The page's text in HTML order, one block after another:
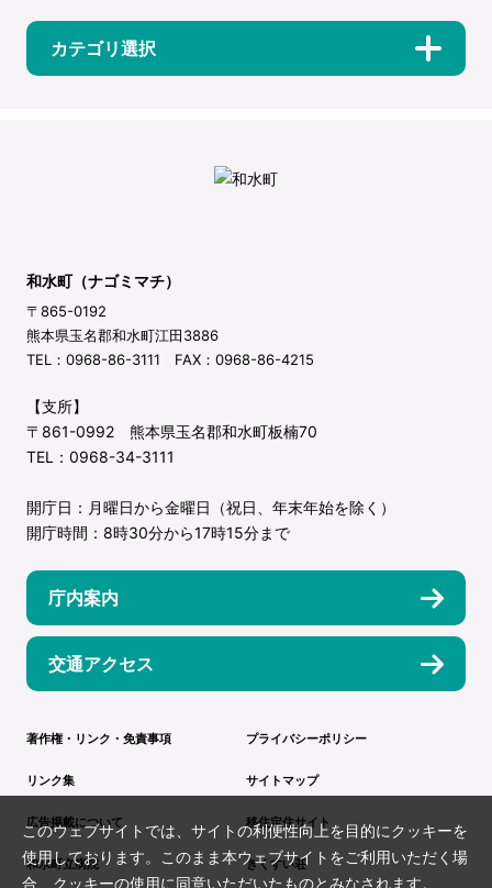
カテゴリ選択
和水町（ナゴミマチ）
〒865-0192
熊本県玉名郡和水町江田3886
TEL：0968-86-3111 FAX：0968-86-4215
【支所】
〒861-0992 熊本県玉名郡和水町板楠70
TEL：0968-34-3111
開庁日：月曜日から金曜日（祝日、年末年始を除く）
開庁時間：8時30分から17時15分まで
庁内案内
交通アクセス
著作権・リンク・免責事項 プライバシーポリシー
リンク集 サイトマップ
広告掲載について 移住定住サイト
和水町立病院 きくすい荘
このウェブサイトでは、サイトの利便性向上を目的にクッキーを
使用しております。このまま本ウェブサイトをご利用いただく場
合、クッキーの使用に同意いただいたものとみなされます。